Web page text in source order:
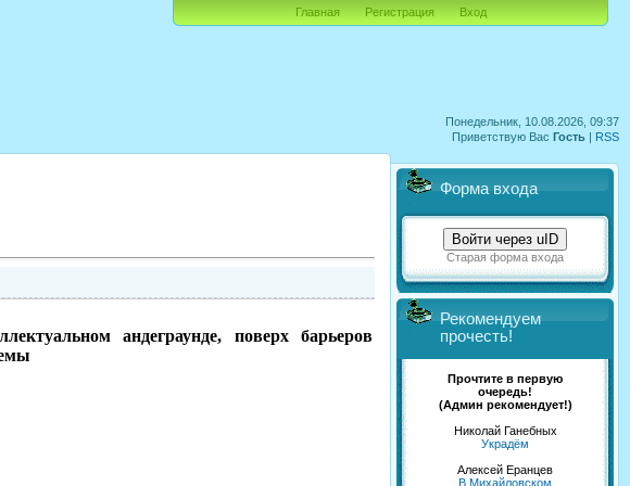
Понедельник, 10.08.2026, 09:37
Приветствую Вас Гость | RSS
Главная Регистрация Вход
андеграунде, поверх барьеров
Форма входа
Войти через uID
Старая форма входа
Рекомендуем
прочесть!
Прочтите в первую
очередь!
(Админ рекомендует!)
Николай Ганебных
Украдём
Алексей Еранцев
В Михайловском